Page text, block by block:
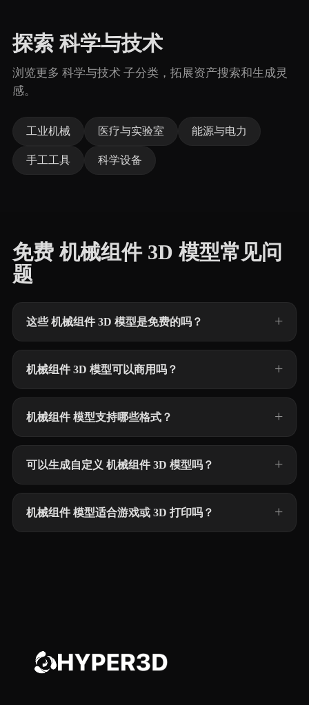
探索 科学与技术
浏览更多 科学与技术 子分类，拓展资产搜索和生成灵
感。
工业机械 医疗与实验室 能源与电力
手工工具 科学设备
免费 机械组件 3D 模型常见问
题
这些 机械组件 3D 模型是免费的吗？
机械组件 3D 模型可以商用吗？
机械组件 模型支持哪些格式？
可以生成自定义 机械组件 3D 模型吗？
机械组件 模型适合游戏或 3D 打印吗？